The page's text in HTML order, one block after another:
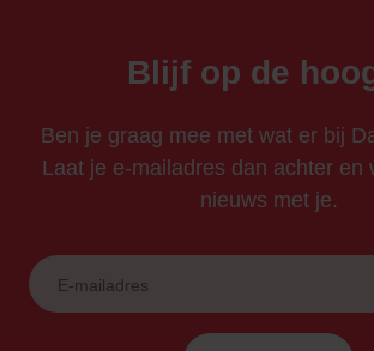
Blijf op de
Ben je graag mee met wat er bij
Laat je e-mailadres dan achter en
nieuws met je.